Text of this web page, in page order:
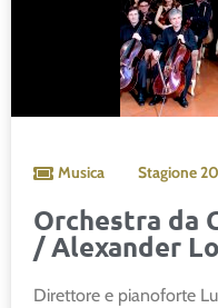
Musica Stagione
Orchestra da
/ Alexander
Direttore e pianoforte